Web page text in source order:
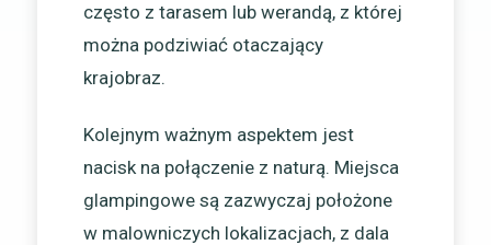
często z tarasem lub werandą, z której
można podziwiać otaczający
krajobraz.
Kolejnym ważnym aspektem jest
nacisk na połączenie z naturą. Miejsca
glampingowe są zazwyczaj położone
w malowniczych lokalizacjach, z dala